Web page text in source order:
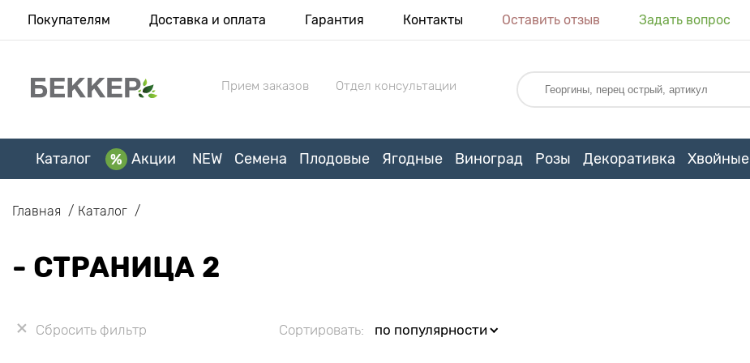
Покупателям Доставка и оплата Гарантия Контакты Оставить отзыв Задать вопрос
Прием заказов Отдел консультации
Каталог Акции NEW Семена Плодовые Ягодные Виноград Розы Декоративка Хвойные
Главная Каталог
- СТРАНИЦА 2
Сбросить фильтр Сортировать: по популярности